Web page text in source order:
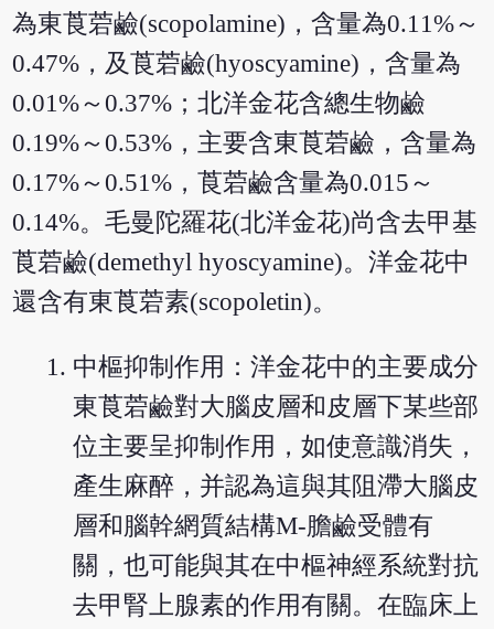
為東莨菪鹼(scopolamine)，含量為0.11%～
0.47%，及莨菪鹼(hyoscyamine)，含量為
0.01%～0.37%；北洋金花含總生物鹼
0.19%～0.53%，主要含東莨菪鹼，含量為
0.17%～0.51%，莨菪鹼含量為0.015～
0.14%。毛曼陀羅花(北洋金花)尚含去甲基
莨菪鹼(demethyl hyoscyamine)。洋金花中
還含有東莨菪素(scopoletin)。
中樞抑制作用：洋金花中的主要成分
東莨菪鹼對大腦皮層和皮層下某些部
位主要呈抑制作用，如使意識消失，
產生麻醉，并認為這與其阻滯大腦皮
層和腦幹網質結構M-膽鹼受體有
關，也可能與其在中樞神經系統對抗
去甲腎上腺素的作用有關。在臨床上